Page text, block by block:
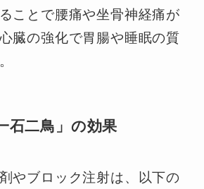
ことで腰痛や坐骨神経痛が
臓の強化で胃腸や睡眠の質
石二鳥」の効果
やブロック注射は、以下の